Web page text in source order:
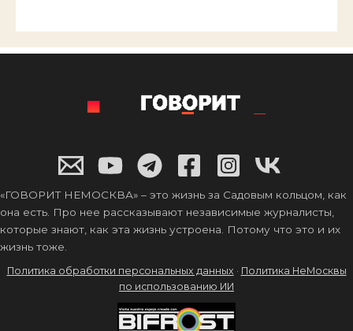
«ГОВОРИТ НЕМОСКВА» – это жизнь за Садовым кольцом, как
она есть. Про нее рассказывают независимые журналисты,
которые знают, как эта жизнь устроена. Потому что это и их
жизнь тоже.
Политика обработки персональных данных · Политика НеМосквы
по использованию ИИ